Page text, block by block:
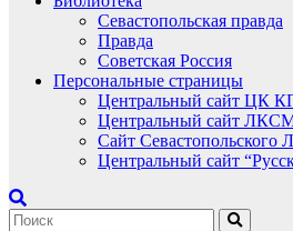
Севастопольская правда
Правда
Советская Россия
Персональные страницы
Центральный сайт ЦК
Центральный сайт
Сайт
Центральный сайт